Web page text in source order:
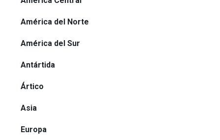
América del Norte
América del Sur
Antártida
Ártico
Asia
Europa